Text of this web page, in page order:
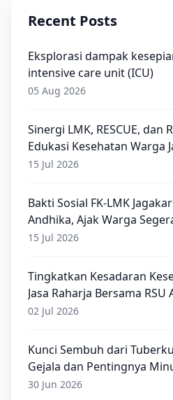
Recent Posts
Eksplorasi dampak
intensive care unit (ICU)
05 Aug 2026
Sinergi LMK, RESCUE, dan
Edukasi Kesehatan Warga
15 Jul 2026
Bakti Sosial FK-LMK
Andhika, Ajak Warga
Kesehatan
15 Jul 2026
Tingkatkan Kesadaran
Jasa Raharja Bersama
Sosialisasi Keselamatan
02 Jul 2026
Kunci Sembuh dari
Gejala dan Pentingnya
Teratur
30 Jun 2026